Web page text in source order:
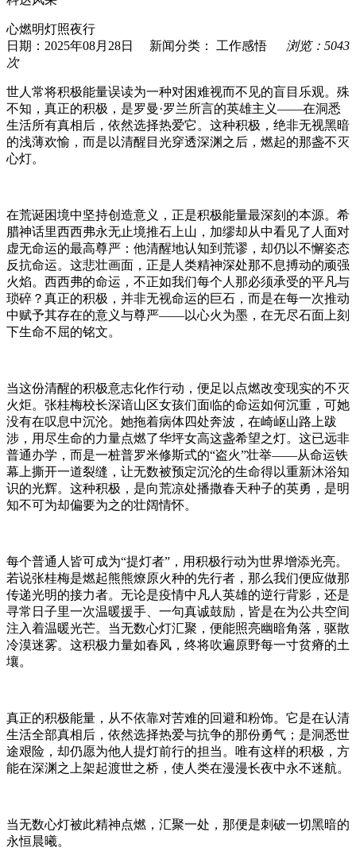
心燃明灯照夜行
日期：2025年08月28日 新闻分类： 工作感悟
浏览：5043
次
世人常将积极能量误读为一种对困难视而不见的盲目乐观。殊
不知，真正的积极，是罗曼·罗兰所言的英雄主义——在洞悉
生活所有真相后，依然选择热爱它。这种积极，绝非无视黑暗
的浅薄欢愉，而是以清醒目光穿透深渊之后，燃起的那盏不灭
心灯。
在荒诞困境中坚持创造意义，正是积极能量最深刻的本源。希
腊神话里西西弗永无止境推石上山，加缪却从中看见了人面对
虚无命运的最高尊严：他清醒地认知到荒谬，却仍以不懈姿态
反抗命运。这悲壮画面，正是人类精神深处那不息搏动的顽强
火焰。西西弗的命运，不正如我们每个人那必须承受的平凡与
琐碎？真正的积极，并非无视命运的巨石，而是在每一次推动
中赋予其存在的意义与尊严——以心火为墨，在无尽石面上刻
下生命不屈的铭文。
当这份清醒的积极意志化作行动，便足以点燃改变现实的不灭
火炬。张桂梅校长深谙山区女孩们面临的命运如何沉重，可她
没有在叹息中沉沦。她拖着病体四处奔波，在崎岖山路上跋
涉，用尽生命的力量点燃了华坪女高这盏希望之灯。这已远非
普通办学，而是一桩普罗米修斯式的“盗火”壮举——从命运铁
幕上撕开一道裂缝，让无数被预定沉沦的生命得以重新沐浴知
识的光辉。这种积极，是向荒凉处播撒春天种子的英勇，是明
知不可为却偏要为之的壮阔情怀。
每个普通人皆可成为“提灯者”，用积极行动为世界增添光亮。
若说张桂梅是燃起熊熊燎原火种的先行者，那么我们便应做那
传递光明的接力者。无论是疫情中凡人英雄的逆行背影，还是
寻常日子里一次温暖援手、一句真诚鼓励，皆是在为公共空间
注入着温暖光芒。当无数心灯汇聚，便能照亮幽暗角落，驱散
冷漠迷雾。这积极力量如春风，终将吹遍原野每一寸贫瘠的土
壤。
真正的积极能量，从不依靠对苦难的回避和粉饰。它是在认清
生活全部真相后，依然选择热爱与抗争的那份勇气；是洞悉世
途艰险，却仍愿为他人提灯前行的担当。唯有这样的积极，方
能在深渊之上架起渡世之桥，使人类在漫漫长夜中永不迷航。
当无数心灯被此精神点燃，汇聚一处，那便是刺破一切黑暗的
永恒晨曦。